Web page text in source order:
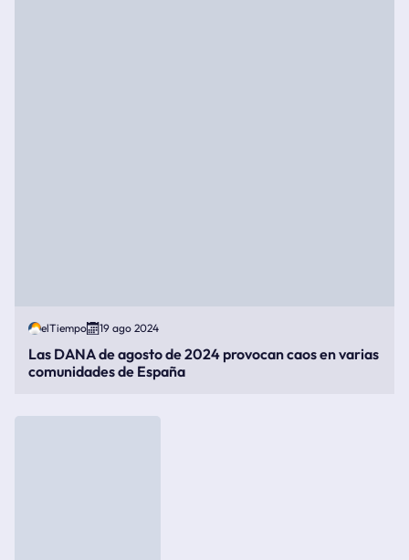
elTiempo 19 ago 2024
Las DANA de agosto de 2024 provocan caos en varias
comunidades de España